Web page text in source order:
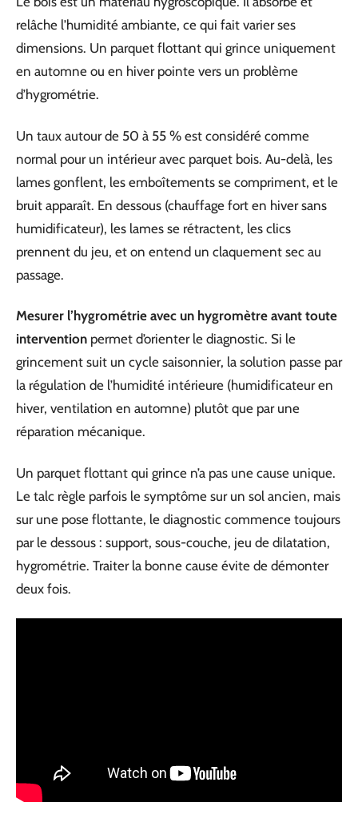
relâche l’humidité ambiante, ce qui fait varier ses
dimensions. Un parquet flottant qui grince uniquement
en automne ou en hiver pointe vers un problème
d’hygrométrie.
Un taux autour de 50 à 55 % est considéré comme
normal pour un intérieur avec parquet bois. Au-delà, les
lames gonflent, les emboîtements se compriment, et le
bruit apparaît. En dessous (chauffage fort en hiver sans
humidificateur), les lames se rétractent, les clics
prennent du jeu, et on entend un claquement sec au
passage.
Mesurer l’hygrométrie avec un hygromètre avant toute
intervention permet d’orienter le diagnostic. Si le
grincement suit un cycle saisonnier, la solution passe par
la régulation de l’humidité intérieure (humidificateur en
hiver, ventilation en automne) plutôt que par une
réparation mécanique.
Un parquet flottant qui grince n’a pas une cause unique.
Le talc règle parfois le symptôme sur un sol ancien, mais
sur une pose flottante, le diagnostic commence toujours
par le dessous : support, sous-couche, jeu de dilatation,
hygrométrie. Traiter la bonne cause évite de démonter
deux fois.